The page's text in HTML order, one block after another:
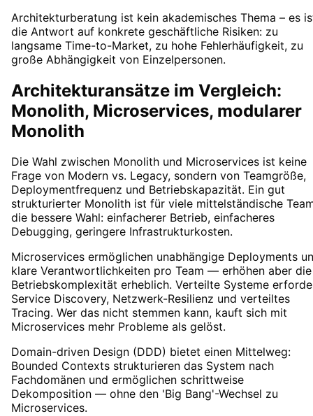
Architekturberatung ist kein akademisches Thema – es
die Antwort auf konkrete geschäftliche Risiken: zu
langsame Time-to-Market, zu hohe Fehlerhäufigkeit, zu
große Abhängigkeit von Einzelpersonen.
Architekturansätze im Vergleich:
Monolith, Microservices, modularer
Monolith
Die Wahl zwischen Monolith und Microservices ist keine
Frage von Modern vs. Legacy, sondern von Teamgröße,
Deploymentfrequenz und Betriebskapazität. Ein gut
strukturierter Monolith ist für viele mittelständische
die bessere Wahl: einfacherer Betrieb, einfacheres
Debugging, geringere Infrastrukturkosten.
Microservices ermöglichen unabhängige Deployments
klare Verantwortlichkeiten pro Team — erhöhen aber die
Betriebskomplexität erheblich. Verteilte Systeme
Service Discovery, Netzwerk-Resilienz und verteiltes
Tracing. Wer das nicht stemmen kann, kauft sich mit
Microservices mehr Probleme als gelöst.
Domain-driven Design (DDD) bietet einen Mittelweg:
Bounded Contexts strukturieren das System nach
Fachdomänen und ermöglichen schrittweise
Dekomposition — ohne den 'Big Bang'-Wechsel zu
Microservices.